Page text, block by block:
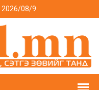
2026/08/9